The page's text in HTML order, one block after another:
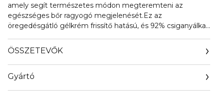
amely segít természetes módon megteremteni az
egészséges bőr ragyogó megjelenését.Ez az
öregedésgátló gélkrém frissítő hatású, és 92% csiganyálka-
és puhává tenni az érzékeny bőrt.Segít csökkenteni a
ráncok láthatóságát.
ÖSSZETEVŐK
Gyártó